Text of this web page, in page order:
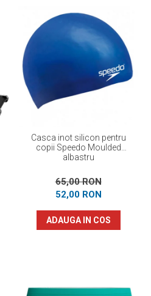
Casca inot silicon pentru
copii Speedo Moulded
albastru
65,00 RON
52,00 RON
ADAUGA IN COS